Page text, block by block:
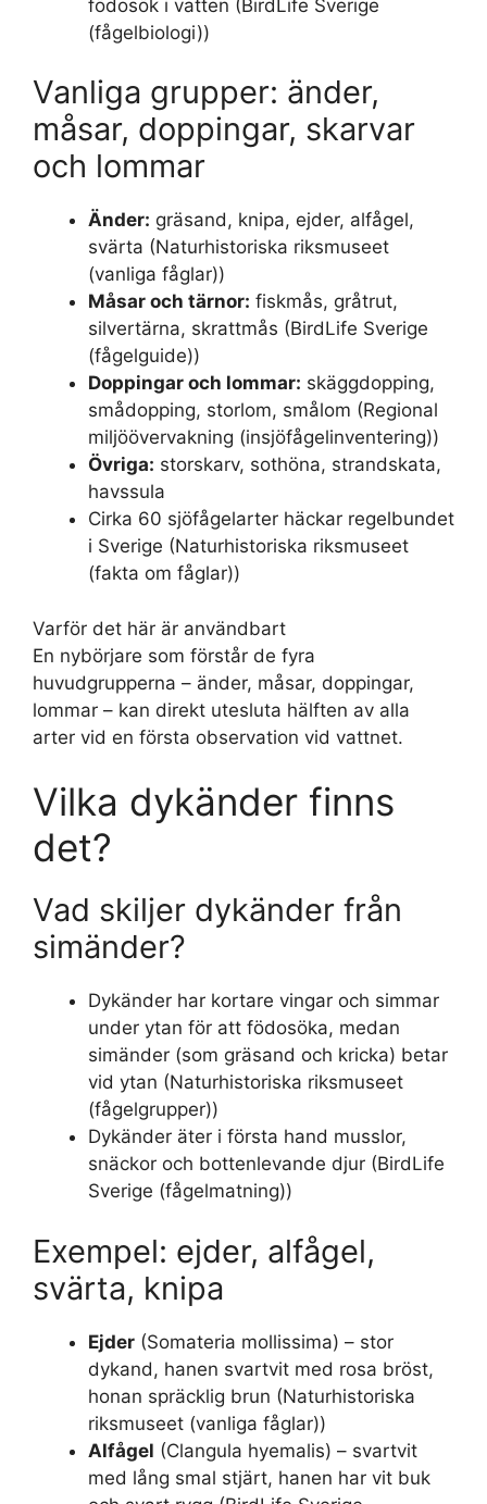
födosök i vatten (BirdLife Sverige
(fågelbiologi))
Vanliga grupper: änder,
måsar, doppingar, skarvar
och lommar
Änder: gräsand, knipa, ejder, alfågel,
svärta (Naturhistoriska riksmuseet
(vanliga fåglar))
Måsar och tärnor: fiskmås, gråtrut,
silvertärna, skrattmås (BirdLife Sverige
(fågelguide))
Doppingar och lommar: skäggdopping,
smådopping, storlom, smålom (Regional
miljöövervakning (insjöfågelinventering))
Övriga: storskarv, sothöna, strandskata,
havssula
Cirka 60 sjöfågelarter häckar regelbundet
i Sverige (Naturhistoriska riksmuseet
(fakta om fåglar))
Varför det här är användbart
En nybörjare som förstår de fyra
huvudgrupperna – änder, måsar, doppingar,
lommar – kan direkt utesluta hälften av alla
arter vid en första observation vid vattnet.
Vilka dykänder finns
det?
Vad skiljer dykänder från
simänder?
Dykänder har kortare vingar och simmar
under ytan för att födosöka, medan
simänder (som gräsand och kricka) betar
vid ytan (Naturhistoriska riksmuseet
(fågelgrupper))
Dykänder äter i första hand musslor,
snäckor och bottenlevande djur (BirdLife
Sverige (fågelmatning))
Exempel: ejder, alfågel,
svärta, knipa
Ejder (Somateria mollissima) – stor
dykand, hanen svartvit med rosa bröst,
honan spräcklig brun (Naturhistoriska
riksmuseet (vanliga fåglar))
Alfågel (Clangula hyemalis) – svartvit
med lång smal stjärt, hanen har vit buk